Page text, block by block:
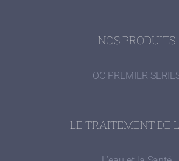
NOS PRODUITS
OC PREMIER
LE TRAITEMENT DE